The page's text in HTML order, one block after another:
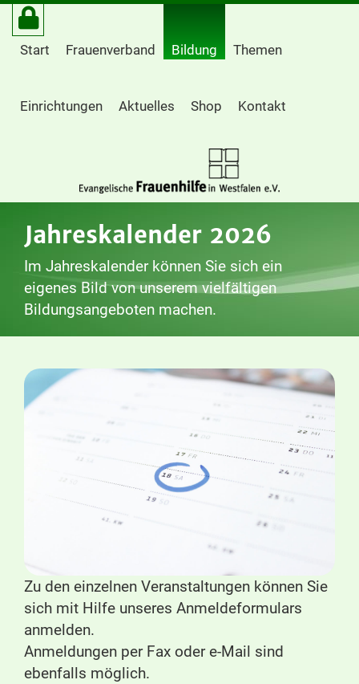
Start Frauenverband Bildung Themen
Einrichtungen Aktuelles Shop Kontakt
Jahreskalender 2026
Im Jahreskalender können Sie sich ein
eigenes Bild von unserem vielfältigen
Bildungsangeboten machen.
Zu den einzelnen Veranstaltungen können Sie
sich mit Hilfe unseres Anmeldeformulars
anmelden.
Anmeldungen per Fax oder e-Mail sind
ebenfalls möglich.